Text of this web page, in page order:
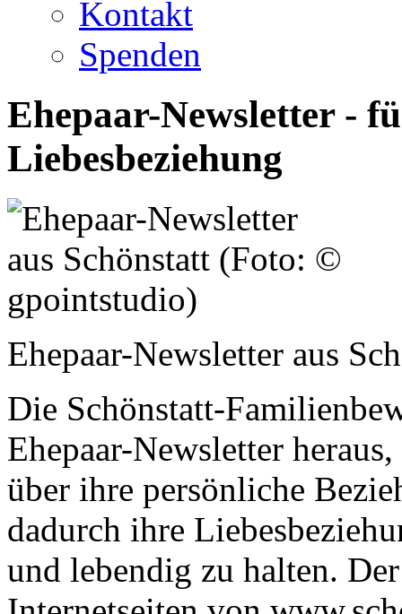
Kontakt
Spenden
Ehepaar-Newsletter -
Liebesbeziehung
Ehepaar-Newsletter aus
Die Schönstatt-
Ehepaar-Newsletter
über ihre persönliche
dadurch ihre
und lebendig zu halten.